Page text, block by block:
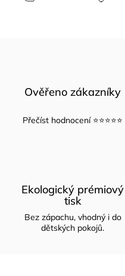
Ověřeno zákazníky
Přečíst hodnocení ⭐⭐⭐⭐⭐
Ekologický prémiový
tisk
Bez zápachu, vhodný i do
dětských pokojů.